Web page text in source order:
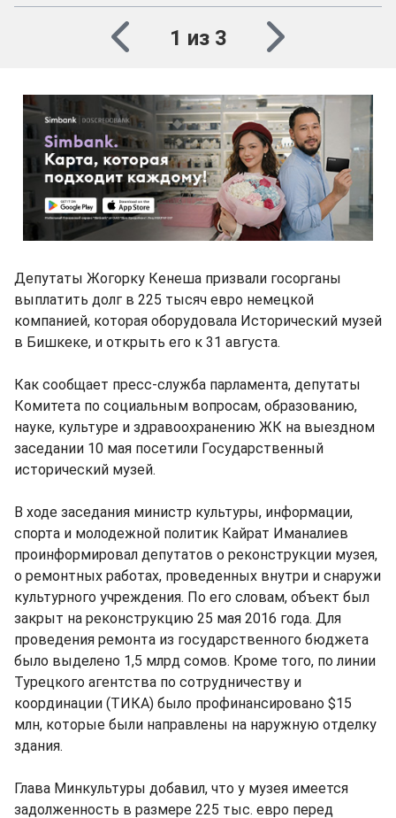
1 из 3
Депутаты Жогорку Кенеша призвали госорганы
выплатить долг в 225 тысяч евро немецкой
компанией, которая оборудовала Исторический музей
в Бишкеке, и открыть его к 31 августа.
Как сообщает пресс-служба парламента, депутаты
Комитета по социальным вопросам, образованию,
науке, культуре и здравоохранению ЖК на выездном
заседании 10 мая посетили Государственный
исторический музей.
В ходе заседания министр культуры, информации,
спорта и молодежной политик Кайрат Иманалиев
проинформировал депутатов о реконструкции музея,
о ремонтных работах, проведенных внутри и снаружи
культурного учреждения. По его словам, объект был
закрыт на реконструкцию 25 мая 2016 года. Для
проведения ремонта из государственного бюджета
было выделено 1,5 млрд сомов. Кроме того, по линии
Турецкого агентства по сотрудничеству и
координации (ТИКА) было профинансировано $15
млн, которые были направлены на наружную отделку
здания.
Глава Минкультуры добавил, что у музея имеется
задолженность в размере 225 тыс. евро перед